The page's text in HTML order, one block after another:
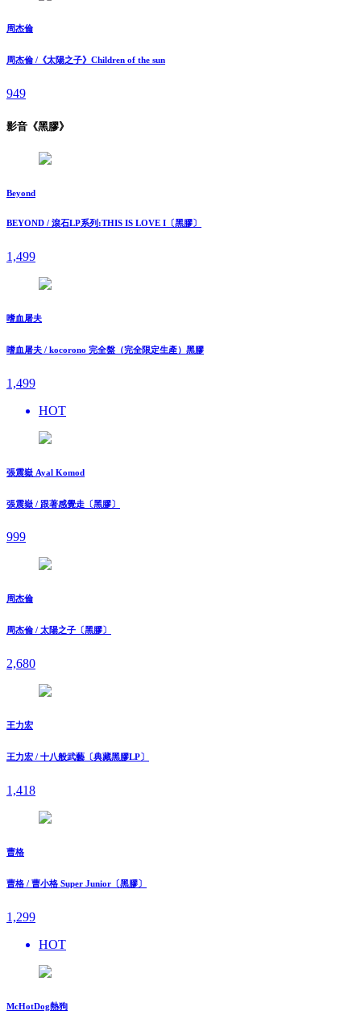
周杰倫
周杰倫 /《太陽之子》Children of the sun
949
影音《黑膠》
Beyond
BEYOND / 滾石LP系列:THIS IS LOVE I〔黑膠〕
1,499
嗜血屠夫
嗜血屠夫 / kocorono 完全盤（完全限定生產）黑膠
1,499
HOT
張震嶽 Ayal Komod
張震嶽 / 跟著感覺走〔黑膠〕
999
周杰倫
周杰倫 / 太陽之子〔黑膠〕
2,680
王力宏
王力宏 / 十八般武藝〔典藏黑膠LP〕
1,418
曹格
曹格 / 曹小格 Super Junior〔黑膠〕
1,299
HOT
McHotDog熱狗